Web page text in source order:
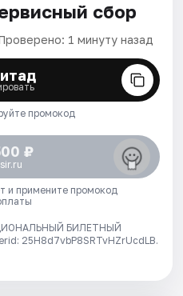
сбор
1 минуту назад
промокод
₽
и примените промокод
БИЛЕТНЫЙ
25H8d7vbP8SRTvHZrUcdLB.